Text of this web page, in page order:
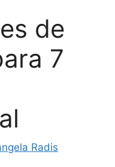
de
7
Radis